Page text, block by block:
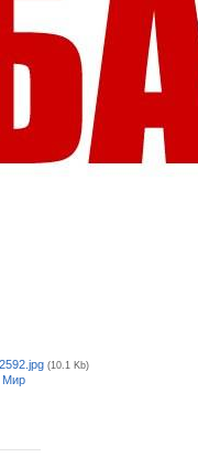
(10.1 Kb)
Мир